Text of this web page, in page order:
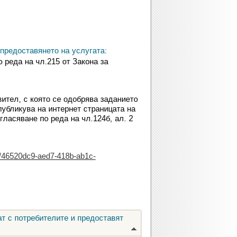
на услугата:
реда на чл.215 от Закона за
с която се одобрява заданието
на интернет страницата на
по реда на чл.124б, ал. 2
aed7-418b-ab1c-
с потребителите и предоставят